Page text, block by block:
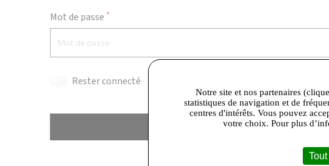
Mot de passe
Rester connecté
Se connecter
Notre site et nos partenaires
statistiques de navigation et de
centres d'intérêts. Vous pouvez
votre choix. Pour plus